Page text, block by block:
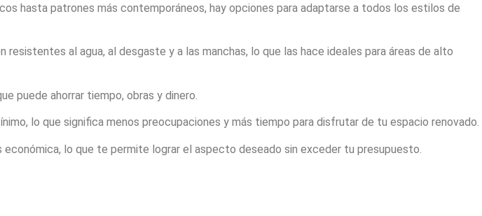
hasta patrones más contemporáneos, hay opciones para adaptarse a todos los estilos de
resistentes al agua, al desgaste y a las manchas, lo que las hace ideales para áreas de alto
puede ahorrar tiempo, obras y dinero.
lo que significa menos preocupaciones y más tiempo para disfrutar de tu espacio renovado.
económica, lo que te permite lograr el aspecto deseado sin exceder tu presupuesto.